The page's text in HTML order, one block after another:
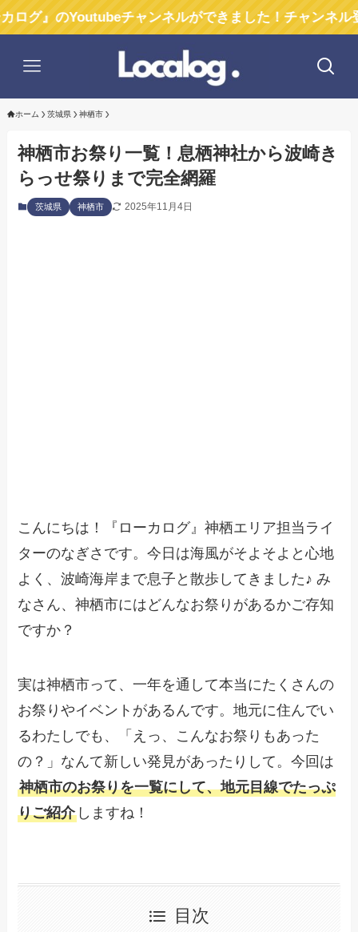
Youtubeチャンネルができました！チャンネル登録お願
ホーム 茨城県 神栖市
神栖市お祭り一覧！息栖神社から波崎き
らっせ祭りまで完全網羅
茨城県 神栖市 2025年11月4日
こんにちは！『ローカログ』神栖エリア担当ライ
ターのなぎさです。今日は海風がそよそよと心地
よく、波崎海岸まで息子と散歩してきました♪ み
なさん、神栖市にはどんなお祭りがあるかご存知
ですか？
実は神栖市って、一年を通して本当にたくさんの
お祭りやイベントがあるんです。地元に住んでい
るわたしでも、「えっ、こんなお祭りもあった
の？」なんて新しい発見があったりして。今回は
神栖市のお祭りを一覧にして、地元目線でたっぷ
りご紹介 しますね！
目次